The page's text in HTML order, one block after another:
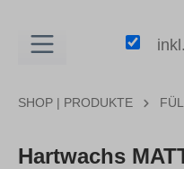
SHOP | PRODUKTE
Hartwachs